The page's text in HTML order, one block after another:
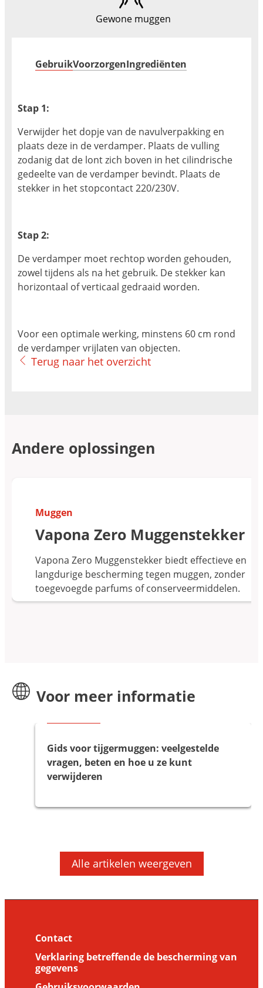
Gewone muggen
GebruikVoorzorgenIngrediënten
Stap 1:
Verwijder het dopje van de navulverpakking en
plaats deze in de verdamper. Plaats de vulling
zodanig dat de lont zich boven in het cilindrische
gedeelte van de verdamper bevindt. Plaats de
stekker in het stopcontact 220/230V.
Stap 2:
De verdamper moet rechtop worden gehouden,
zowel tijdens als na het gebruik. De stekker kan
horizontaal of verticaal gedraaid worden.
Voor een optimale werking, minstens 60 cm rond
de verdamper vrijlaten van objecten.
Terug naar het overzicht
Andere oplossingen
Muggen
Vapona Zero Muggenstekker
Vapona Zero Muggenstekker biedt effectieve en
langdurige bescherming tegen muggen, zonder
toegevoegde parfums of conserveermiddelen.
Voor meer informatie
Gids voor tijgermuggen: veelgestelde
vragen, beten en hoe u ze kunt
verwijderen
Ziekten
Virus bij zich?
Vapona Anti Mug Apparaten
Alle artikelen weergeven
Contact
Verklaring betreffende de bescherming van
gegevens